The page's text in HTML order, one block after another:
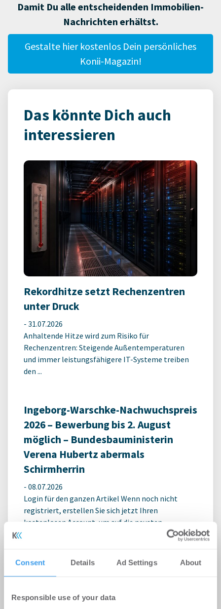
Consent Details Ad Settings About
Responsible use of your data
Damit Du alle entscheidenden Immobilien-
Nachrichten erhältst.
Gestalte hier kostenlos Dein persönliches
Konii-Magazin!
Das könnte Dich auch
interessieren
Rekordhitze setzt Rechenzentren
unter Druck
- 31.07.2026
Anhaltende Hitze wird zum Risiko für
Rechenzentren: Steigende Außentemperaturen
und immer leistungsfähigere IT-Systeme treiben
den ...
Ingeborg-Warschke-Nachwuchspreis
2026 – Bewerbung bis 2. August
möglich – Bundesbauministerin
Verena Hubertz abermals
Schirmherrin
- 08.07.2026
Login für den ganzen Artikel Wenn noch nicht
registriert, erstellen Sie sich jetzt Ihren
kostenlosen Account, um auf die neusten ...